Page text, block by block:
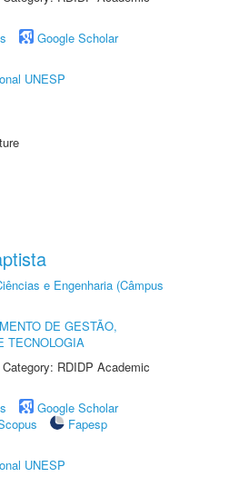
Google Scholar
UNESP
e Engenharia (Câmpus
DE GESTÃO,
TECNOLOGIA
RDIDP Academic
Google Scholar
Fapesp
UNESP